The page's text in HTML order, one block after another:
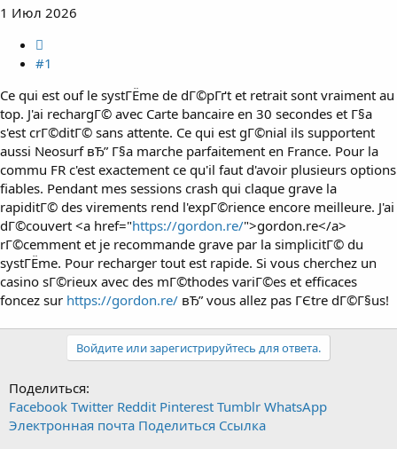
1 Июл 2026
#1
Ce qui est ouf le systГЁme de dГ©pГґt et retrait sont vraiment au
top. J'ai rechargГ© avec Carte bancaire en 30 secondes et Г§a
s'est crГ©ditГ© sans attente. Ce qui est gГ©nial ils supportent
aussi Neosurf вЂ” Г§a marche parfaitement en France. Pour la
commu FR c'est exactement ce qu'il faut d'avoir plusieurs options
fiables. Pendant mes sessions crash qui claque grave la
rapiditГ© des virements rend l'expГ©rience encore meilleure. J'ai
dГ©couvert <a href="https://gordon.re/">gordon.re</a>
rГ©cemment et je recommande grave par la simplicitГ© du
systГЁme. Pour recharger tout est rapide. Si vous cherchez un
casino sГ©rieux avec des mГ©thodes variГ©es et efficaces
foncez sur https://gordon.re/ вЂ” vous allez pas ГЄtre dГ©Г§us!
Войдите или зарегистрируйтесь для ответа.
Поделиться:
Facebook Twitter Reddit Pinterest Tumblr WhatsApp
Электронная почта Поделиться Ссылка